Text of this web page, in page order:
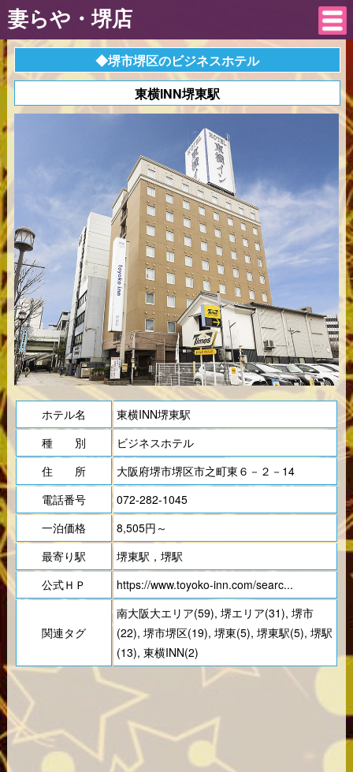
妻らや・堺店
◆堺市堺区のビジネスホテル
東横INN堺東駅
ホテル名
東横INN堺東駅
種 別
ビジネスホテル
住 所
大阪府堺市堺区市之町東６－２－14
電話番号
072-282-1045
一泊価格
8,505円～
最寄り駅
堺東駅，堺駅
公式ＨＰ
https://www.toyoko-inn.com/searc...
関連タグ
南大阪大エリア(59), 堺エリア(31), 堺市
(22), 堺市堺区(19), 堺東(5), 堺東駅(5), 堺駅
(13), 東横INN(2)